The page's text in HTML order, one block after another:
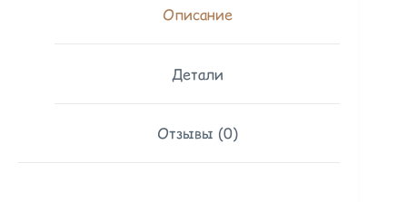
Описание
Детали
Отзывы (0)